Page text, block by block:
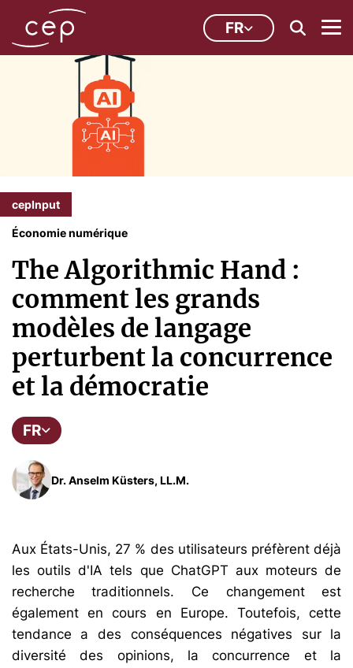
FR
cepInput
Économie numérique
The Algorithmic Hand :
comment les grands
modèles de langage
perturbent la concurrence
et la démocratie
FR
Dr. Anselm Küsters, LL.M.
Aux États-Unis, 27 % des utilisateurs préfèrent déjà
les outils d'IA tels que ChatGPT aux moteurs de
recherche traditionnels. Ce changement est
également en cours en Europe. Toutefois, cette
tendance a des conséquences négatives sur la
diversité des opinions, la concurrence et la